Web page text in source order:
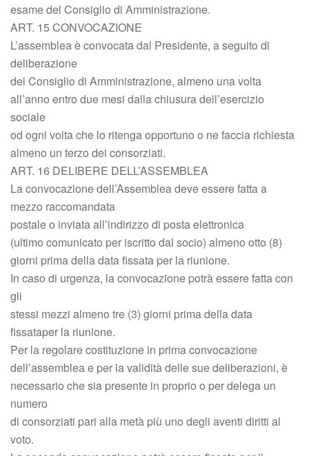
esame del Consiglio di Amministrazione.
ART. 15 CONVOCAZIONE
L’assemblea è convocata dal Presidente, a seguito di
deliberazione
del Consiglio di Amministrazione, almeno una volta
all’anno entro due mesi dalla chiusura dell’esercizio
sociale
od ogni volta che lo ritenga opportuno o ne faccia richiesta
almeno un terzo dei consorziati.
ART. 16 DELIBERE DELL’ASSEMBLEA
La convocazione dell’Assemblea deve essere fatta a
mezzo raccomandata
postale o inviata all’indirizzo di posta elettronica
(ultimo comunicato per iscritto dal socio) almeno otto (8)
giorni prima della data fissata per la riunione.
In caso di urgenza, la convocazione potrà essere fatta con
gli
stessi mezzi almeno tre (3) giorni prima della data
fissataper la riunione.
Per la regolare costituzione in prima convocazione
dell’assemblea e per la validità delle sue deliberazioni, è
necessario che sia presente in proprio o per delega un
numero
di consorziati pari alla metà più uno degli aventi diritti al
voto.